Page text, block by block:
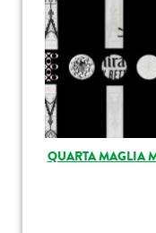
QUARTA MAGLIA